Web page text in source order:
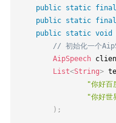
public
static final
public
static final
public
static void
// 初始化一个
AipSpeech
List<String>
"你好百
"你好世
) ;